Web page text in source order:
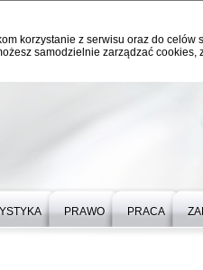
korzystanie z serwisu oraz do
samodzielnie zarządzać
PRAWO PRACA